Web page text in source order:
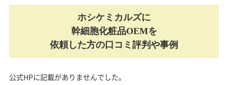
ホシケミカルズに
幹細胞化粧品OEMを
依頼した方の口コミ評判や事例
公式HPに記載がありませんでした。